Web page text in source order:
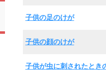
子供の足のけが
子供の顔のけが
子供が虫に刺されたとき